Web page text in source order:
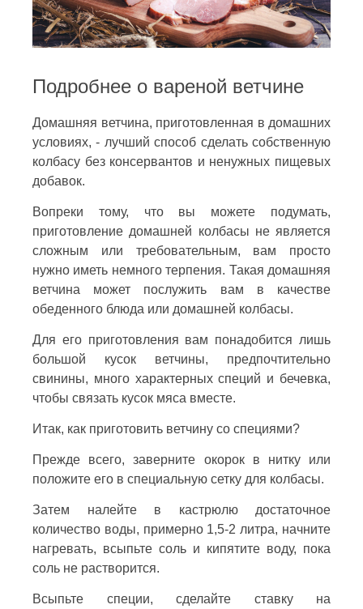
Подробнее о вареной ветчине
Домашняя ветчина, приготовленная в домашних
условиях, - лучший способ сделать собственную
колбасу без консервантов и ненужных пищевых
добавок.
Вопреки тому, что вы можете подумать,
приготовление домашней колбасы не является
сложным или требовательным, вам просто
нужно иметь немного терпения. Такая домашняя
ветчина может послужить вам в качестве
обеденного блюда или домашней колбасы.
Для его приготовления вам понадобится лишь
большой кусок ветчины, предпочтительно
свинины, много характерных специй и бечевка,
чтобы связать кусок мяса вместе.
Итак, как приготовить ветчину со специями?
Прежде всего, заверните окорок в нитку или
положите его в специальную сетку для колбасы.
Затем налейте в кастрюлю достаточное
количество воды, примерно 1,5-2 литра, начните
нагревать, всыпьте соль и кипятите воду, пока
соль не растворится.
Всыпьте специи, сделайте ставку на